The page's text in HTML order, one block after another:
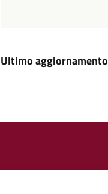
Ultimo aggiornamento